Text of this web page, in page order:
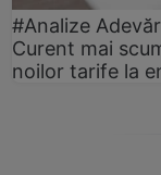
#Analize
Curent mai
noilor tarife la